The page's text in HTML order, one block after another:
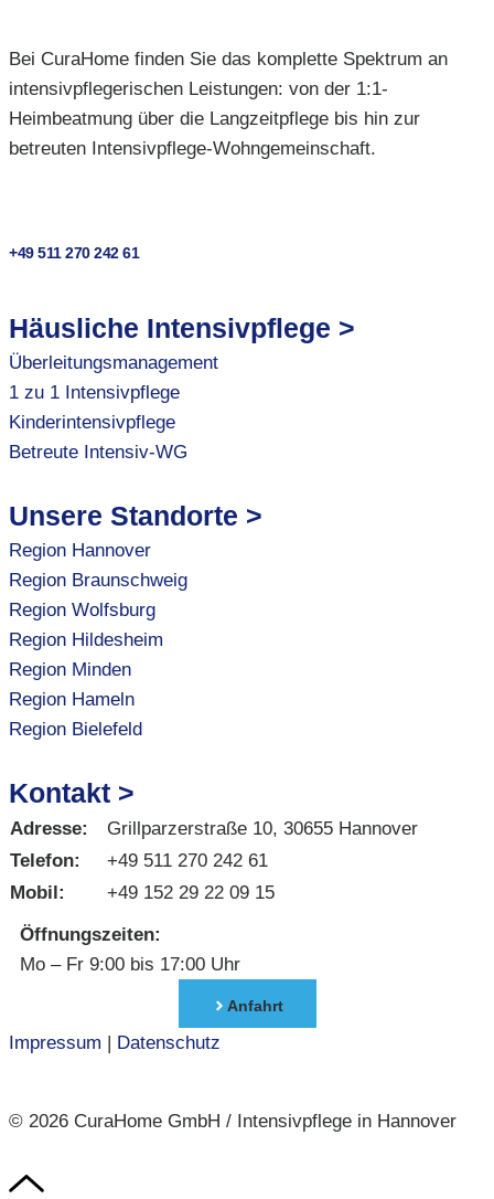
Bei CuraHome finden Sie das komplette Spektrum an
intensivpflegerischen Leistungen: von der 1:1-
Heimbeatmung über die Langzeitpflege bis hin zur
betreuten Intensivpflege-Wohngemeinschaft.
+49 511 270 242 61
Häusliche Intensivpflege >
Überleitungsmanagement
1 zu 1 Intensivpflege
Kinderintensivpflege
Betreute Intensiv-WG
Unsere Standorte >
Region Hannover
Region Braunschweig
Region Wolfsburg
Region Hildesheim
Region Minden
Region Hameln
Region Bielefeld
Kontakt >
Adresse:
Grillparzerstraße 10, 30655 Hannover
Telefon:
+49 511 270 242 61
Mobil:
+49 152 29 22 09 15
Öffnungszeiten:
Mo – Fr 9:00 bis 17:00 Uhr
Anfahrt
Impressum Datenschutz
© 2026 CuraHome GmbH / Intensivpflege in Hannover